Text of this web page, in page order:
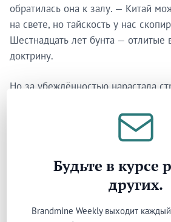
обратилась она к залу. — Китай
на свете, но тайскость у нас
Шестнадцать лет бунта — отлитые
доктрину.
Но за убеждённостью нарастала
операцией одного человека.
директором, бренд-стратегом,
Контролировала формулы,
розницей, переговоры с
контроль, делавший Erb
не давал ему масштабироваться.
Будьте в курсе
других.
Brandmine Weekly выходит